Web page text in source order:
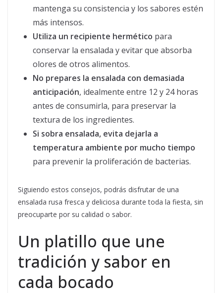
mantenga su consistencia y los sabores estén
más intensos.
Utiliza un recipiente hermético para
conservar la ensalada y evitar que absorba
olores de otros alimentos.
No prepares la ensalada con demasiada
anticipación, idealmente entre 12 y 24 horas
antes de consumirla, para preservar la
textura de los ingredientes.
Si sobra ensalada, evita dejarla a
temperatura ambiente por mucho tiempo
para prevenir la proliferación de bacterias.
Siguiendo estos consejos, podrás disfrutar de una
ensalada rusa fresca y deliciosa durante toda la fiesta, sin
preocuparte por su calidad o sabor.
Un platillo que une
tradición y sabor en
cada bocado